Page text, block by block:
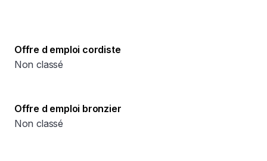
Offre d emploi cordiste
Non classé
Offre d emploi bronzier
Non classé